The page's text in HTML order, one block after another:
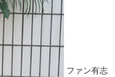
ファン有志